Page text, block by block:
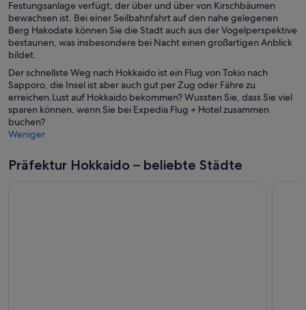
Festungsanlage verfügt, der über und über von Kirschbäumen
bewachsen ist. Bei einer Seilbahnfahrt auf den nahe gelegenen
Berg Hakodate können Sie die Stadt auch aus der Vogelperspektive
bestaunen, was insbesondere bei Nacht einen großartigen Anblick
bildet.
Der schnellste Weg nach Hokkaido ist ein Flug von Tokio nach
Sapporo, die Insel ist aber auch gut per Zug oder Fähre zu
erreichen.Lust auf Hokkaido bekommen? Wussten Sie, dass Sie viel
sparen können, wenn Sie bei Expedia Flug + Hotel zusammen
buchen?
Weniger
Präfektur Hokkaido – beliebte Städte